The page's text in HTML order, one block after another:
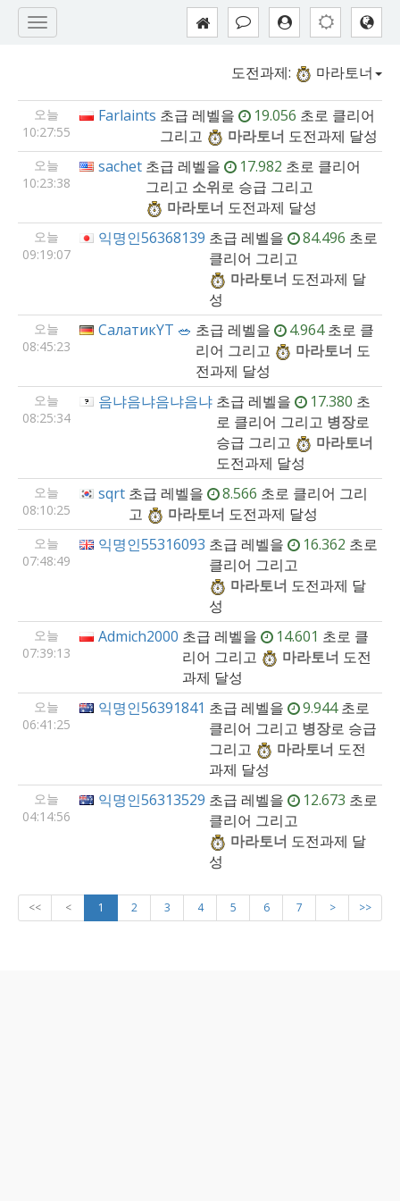
도전과제: 마라토너
오늘
10:27:55
Farlaints 초급 레벨을 19.056 초로 클리어
그리고
마라토너 도전과제 달성
오늘
10:23:38
sachet 초급 레벨을 17.982 초로 클리어
그리고 소위로 승급 그리고
마라토너 도전과제 달성
오늘
09:19:07
익명인56368139 초급 레벨을 84.496 초로
클리어 그리고
마라토너 도전과제 달
성
오늘
08:45:23
СалатикYT 🥗 초급 레벨을 4.964초로 클
리어 그리고
마라토너 도
전과제 달성
오늘
08:25:34
음냐음냐음냐음냐 초급 레벨을 17.380 초
로 클리어 그리고 병장로
승급 그리고
마라토너
도전과제 달성
오늘
08:10:25
sqrt 초급 레벨을 8.566 초로 클리어 그리
고
마라토너 도전과제 달성
오늘
07:48:49
익명인55316093 초급 레벨을 16.362 초로
클리어 그리고
마라토너 도전과제 달
성
오늘
07:39:13
Admich2000 초급 레벨을 14.601 초로 클
리어 그리고
마라토너 도전
과제 달성
오늘
06:41:25
익명인56391841 초급 레벨을 9.944초로
클리어 그리고 병장로 승급
그리고
마라토너 도전
과제 달성
오늘
04:14:56
익명인56313529 초급 레벨을 12.673 초로
클리어 그리고
마라토너 도전과제 달
성
<< < 1 2 3 4 5 6 7 > >>